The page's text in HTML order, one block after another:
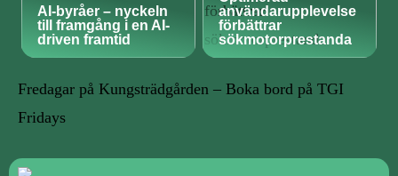
AI-byråer – nyckeln
till framgång i en AI-
driven framtid
användarupplevelse
förbättrar
sökmotorprestanda
Fredagar på Kungsträdgården – Boka bord på TGI
Fridays